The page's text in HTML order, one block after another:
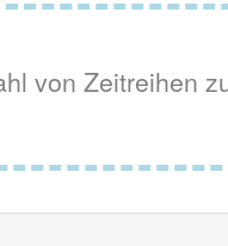
von Zeitreihen